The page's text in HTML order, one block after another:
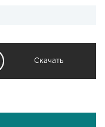
Скачать